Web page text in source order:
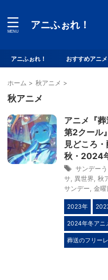
アニふぉれ！
アニふぉれ！ おすすめアニメ
ホーム > 秋アニメ >
秋アニメ
アニメ『葬
第2クール
見どころ
秋・2024
サンデー
サ 異世界 秋
サンデー 金曜
2023年
2024年冬アニ
葬送のフリー